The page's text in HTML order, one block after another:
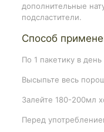
дополнительные
подсластители.
Способ
По 1 пакетику в
Высыпьте весь
Залейте 180-200мл
Перед